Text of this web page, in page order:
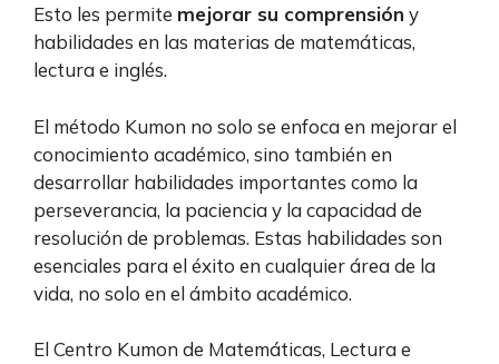
Esto les permite mejorar su comprensión y
habilidades en las materias de matemáticas,
lectura e inglés.
El método Kumon no solo se enfoca en mejorar el
conocimiento académico, sino también en
desarrollar habilidades importantes como la
perseverancia, la paciencia y la capacidad de
resolución de problemas. Estas habilidades son
esenciales para el éxito en cualquier área de la
vida, no solo en el ámbito académico.
El Centro Kumon de Matemáticas, Lectura e